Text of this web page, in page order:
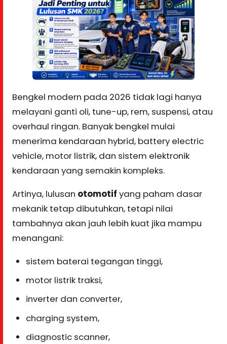
Bengkel modern pada 2026 tidak lagi hanya
melayani ganti oli, tune-up, rem, suspensi, atau
overhaul ringan. Banyak bengkel mulai
menerima kendaraan hybrid, battery electric
vehicle, motor listrik, dan sistem elektronik
kendaraan yang semakin kompleks.
Artinya, lulusan otomotif yang paham dasar
mekanik tetap dibutuhkan, tetapi nilai
tambahnya akan jauh lebih kuat jika mampu
menangani:
sistem baterai tegangan tinggi,
motor listrik traksi,
inverter dan converter,
charging system,
diagnostic scanner,